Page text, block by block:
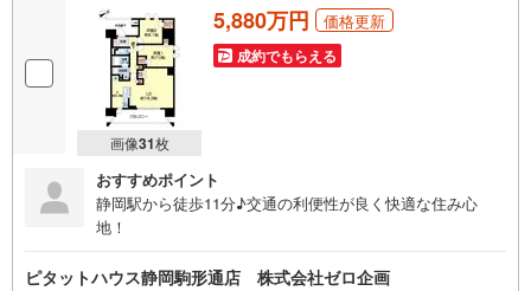
画像31枚
5,880万円 価格更新
成約でもらえる
おすすめポイント
静岡駅から徒歩11分♪交通の利便性が良く快適な住み心
地！
ピタットハウス静岡駒形通店 株式会社ゼロ企画